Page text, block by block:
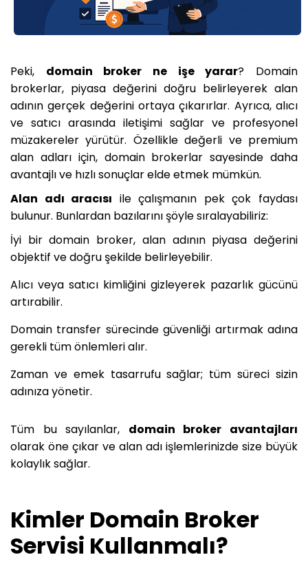
Peki, domain broker ne işe yarar? Domain
brokerlar, piyasa değerini doğru belirleyerek alan
adının gerçek değerini ortaya çıkarırlar. Ayrıca, alıcı
ve satıcı arasında iletişimi sağlar ve profesyonel
müzakereler yürütür. Özellikle değerli ve premium
alan adları için, domain brokerlar sayesinde daha
avantajlı ve hızlı sonuçlar elde etmek mümkün.
Alan adı aracısı ile çalışmanın pek çok faydası
bulunur. Bunlardan bazılarını şöyle sıralayabiliriz:
İyi bir domain broker, alan adının piyasa değerini
objektif ve doğru şekilde belirleyebilir.
Alıcı veya satıcı kimliğini gizleyerek pazarlık gücünü
artırabilir.
Domain transfer sürecinde güvenliği artırmak adına
gerekli tüm önlemleri alır.
Zaman ve emek tasarrufu sağlar; tüm süreci sizin
adınıza yönetir.
Tüm bu sayılanlar, domain broker avantajları
olarak öne çıkar ve alan adı işlemlerinizde size büyük
kolaylık sağlar.
Kimler Domain Broker
Servisi Kullanmalı?